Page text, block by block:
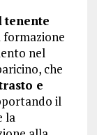
tenente
formazione
nel
che
e
il
la